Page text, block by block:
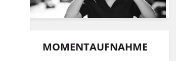
MOMENTAUFNAHME